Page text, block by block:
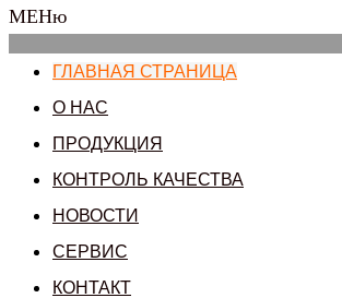
МЕНю
ГЛАВНАЯ СТРАНИЦА
О НАС
ПРОДУКЦИЯ
КОНТРОЛЬ КАЧЕСТВА
НОВОСТИ
СЕРВИС
КОНТАКТ